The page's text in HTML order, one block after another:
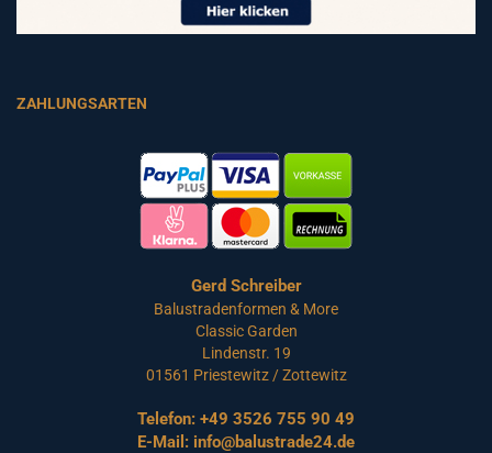
ZAHLUNGSARTEN
Gerd Schreiber
Balustradenformen & More
Classic Garden
Lindenstr. 19
01561 Priestewitz / Zottewitz
Telefon: +49 3526 755 90 49
E-Mail: info@balustrade24.de